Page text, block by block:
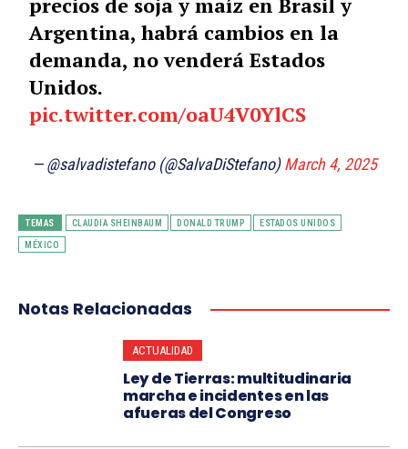
Argentina, habrá cambios en la
demanda, no venderá Estados
Unidos.
pic.twitter.com/oaU4V0YlCS
— @salvadistefano (@SalvaDiStefano)March 4, 2025
TEMAS CLAUDIA SHEINBAUM DONALD TRUMP ESTADOS UNIDOS
MÉXICO
Notas Relacionadas
ACTUALIDAD
Ley de Tierras: multitudinaria
marcha e incidentes en las
afueras del Congreso